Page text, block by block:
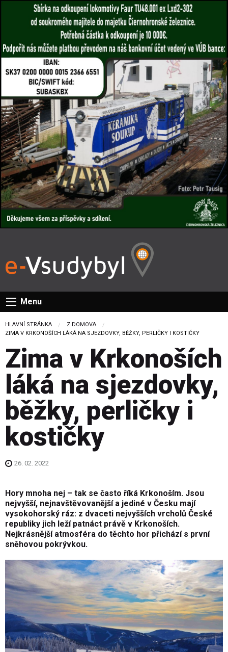
Menu
HLAVNÍ STRÁNKA
Z DOMOVA
CURRENT:
ZIMA V KRKONOŠÍCH LÁKÁ NA SJEZDOVKY, BĚŽKY, PERLIČKY I KOSTIČKY
Zima v Krkonoších
láká na sjezdovky,
běžky, perličky i
kostičky
26. 02. 2022
Hory mnoha nej – tak se často říká Krkonoším. Jsou
nejvyšší, nejnavštěvovanější a jediné v Česku mají
vysokohorský ráz: z dvaceti nejvyšších vrcholů České
republiky jich leží patnáct právě v Krkonoších.
Nejkrásnější atmosféra do těchto hor přichází s první
sněhovou pokrývkou.